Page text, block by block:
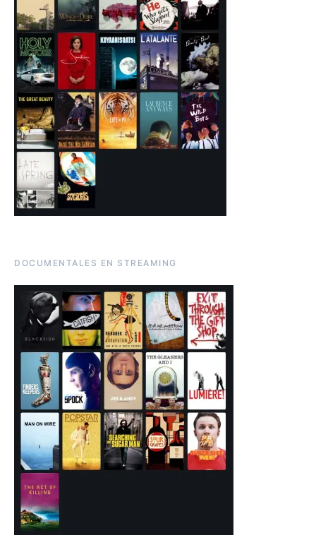
DOCUMENTALES EN STREAMING